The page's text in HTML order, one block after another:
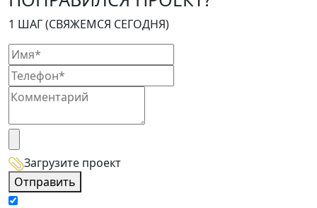
1 ШАГ (СВЯЖЕМСЯ СЕГОДНЯ)
Загрузите проект
Отправить